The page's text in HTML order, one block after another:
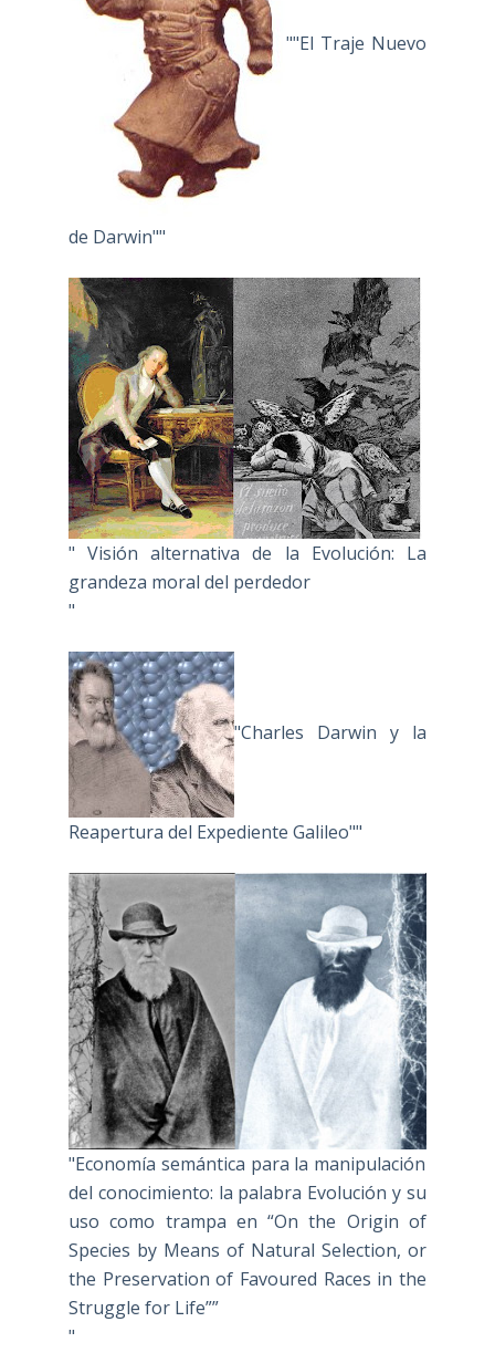
""El Traje Nuevo
de Darwin""
" Visión alternativa de la Evolución: La
grandeza moral del perdedor
"
"Charles Darwin y la
Reapertura del Expediente Galileo""
"Economía semántica para la manipulación
del conocimiento: la palabra Evolución y su
uso como trampa en “On the Origin of
Species by Means of Natural Selection, or
the Preservation of Favoured Races in the
Struggle for Life””
"